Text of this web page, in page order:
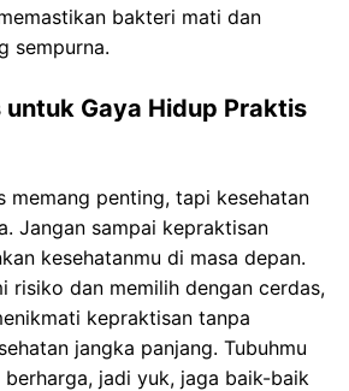
bakteri mati dan
sempurna.
untuk Gaya Hidup Praktis
memang penting, tapi kesehatan
Jangan sampai kepraktisan
kesehatanmu di masa depan.
risiko dan memilih dengan cerdas,
kepraktisan tanpa
jangka panjang. Tubuhmu
jadi yuk, jaga baik-baik